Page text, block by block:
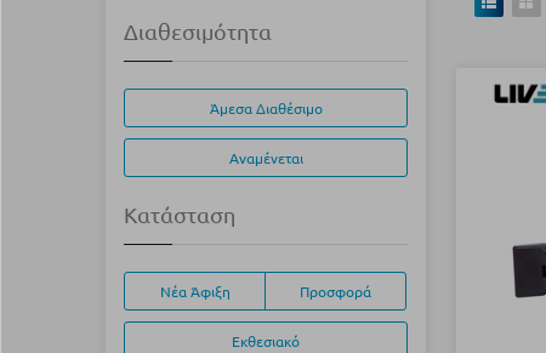
Διαθεσιμότητα
Άμεσα Διαθέσιμο
Αναμένεται
Κατάσταση
Νέα Άφιξη Προσφορά
Εκθεσιακό